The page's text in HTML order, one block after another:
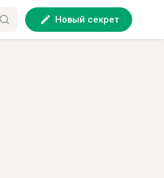
Новый секрет